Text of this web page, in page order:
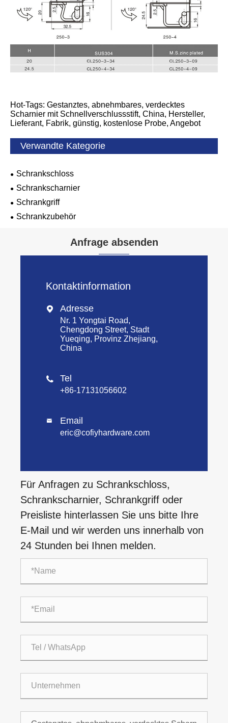
Hot-Tags: Gestanztes, abnehmbares, verdecktes
Scharnier mit Schnellverschlussstift, China, Hersteller,
Lieferant, Fabrik, günstig, kostenlose Probe, Angebot
Verwandte Kategorie
Schrankschloss
Schrankscharnier
Schrankgriff
Schrankzubehör
Anfrage absenden
Kontaktinformation
 Adresse
Nr. 1 Yongtai Road,
Chengdong Street, Stadt
Yueqing, Provinz Zhejiang,
China
 Tel
+86-17131056602
 Email
eric@cofiyhardware.com
Für Anfragen zu Schrankschloss,
Schrankscharnier, Schrankgriff oder
Preisliste hinterlassen Sie uns bitte Ihre
E-Mail und wir werden uns innerhalb von
24 Stunden bei Ihnen melden.